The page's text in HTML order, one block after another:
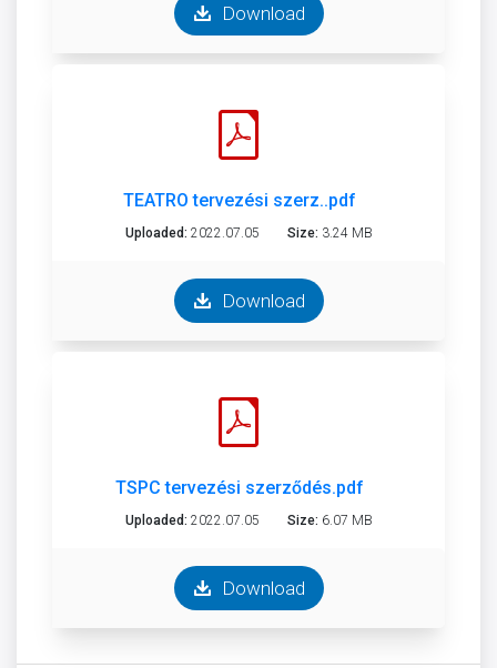
Download
TEATRO tervezési szerz..pdf
Uploaded: 2022.07.05 Size: 3.24 MB
Download
TSPC tervezési szerződés.pdf
Uploaded: 2022.07.05 Size: 6.07 MB
Download